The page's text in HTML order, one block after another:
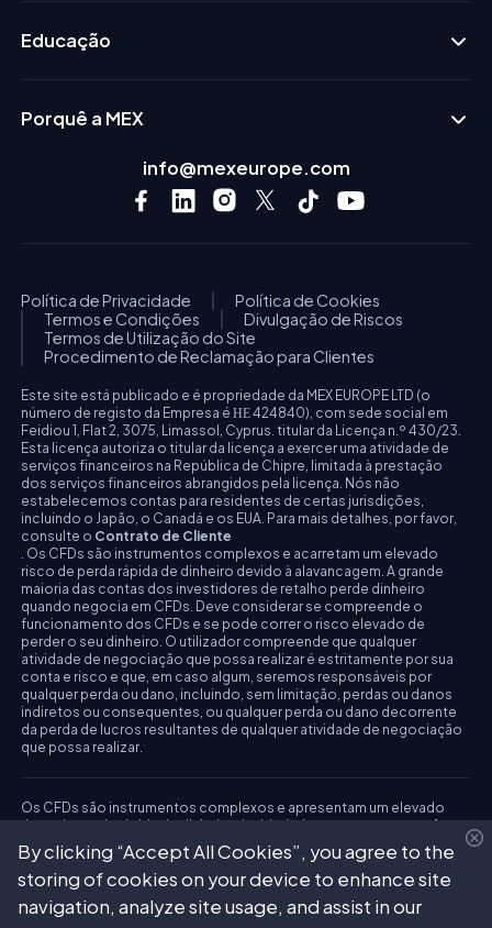
Educação
Porquê a MEX
info@mexeurope.com
Política de Privacidade
Política de Cookies
Termos e Condições
Divulgação de Riscos
Termos de Utilização do Site
Procedimento de Reclamação para Clientes
Este site está publicado e é propriedade da MEX EUROPE LTD (o
número de registo da Empresa é ΗΕ 424840), com sede social em
Feidiou 1, Flat 2, 3075, Limassol, Cyprus. titular da Licença n.º 430/23.
Esta licença autoriza o titular da licença a exercer uma atividade de
serviços financeiros na República de Chipre, limitada à prestação
dos serviços financeiros abrangidos pela licença. Nós não
estabelecemos contas para residentes de certas jurisdições,
incluindo o Japão, o Canadá e os EUA. Para mais detalhes, por favor,
consulte o Contrato de Cliente
. Os CFDs são instrumentos complexos e acarretam um elevado
risco de perda rápida de dinheiro devido à alavancagem. A grande
maioria das contas dos investidores de retalho perde dinheiro
quando negocia em CFDs. Deve considerar se compreende o
funcionamento dos CFDs e se pode correr o risco elevado de
perder o seu dinheiro. O utilizador compreende que qualquer
atividade de negociação que possa realizar é estritamente por sua
conta e risco e que, em caso algum, seremos responsáveis por
qualquer perda ou dano, incluindo, sem limitação, perdas ou danos
indiretos ou consequentes, ou qualquer perda ou dano decorrente
da perda de lucros resultantes de qualquer atividade de negociação
que possa realizar.
Os CFDs são instrumentos complexos e apresentam um elevado
risco de perda rápida de dinheiro devido à alavancagem.A grande
maioria das contas dos investidores retalhistas perde dinheiro
quando negocia em CFDs.Deve considerar se compreende como
funcionam os CFDs e se pode correr o risco elevado de perder o seu
Riscos.
By clicking “Accept All Cookies”, you agree to the
storing of cookies on your device to enhance site
navigation, analyze site usage, and assist in our